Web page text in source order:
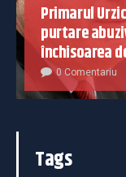
Primarul
purtare
închisoarea
0 Comentariu
Tags